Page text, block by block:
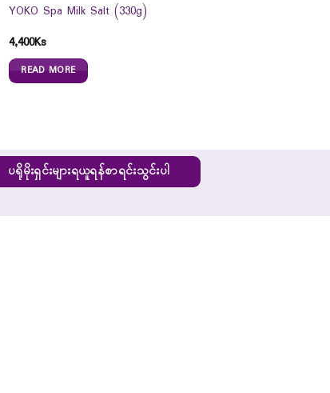
YOKO Spa Milk Salt (330g)
4,400Ks
READ MORE
ပရိုမိုးရှင်းများရယူရန်စာရင်းသွင်းပါ